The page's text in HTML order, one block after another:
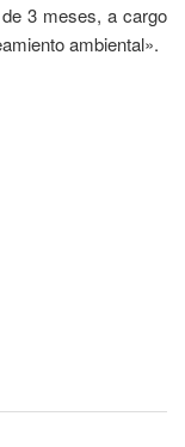
3 meses, a cargo
ambiental».